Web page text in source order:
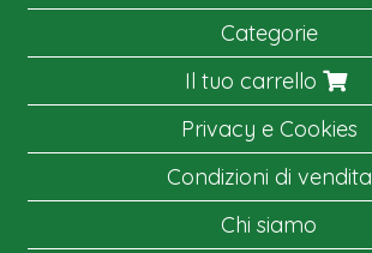
Categorie
Il tuo carrello
Privacy e Cookies
Condizioni di vendita
Chi siamo